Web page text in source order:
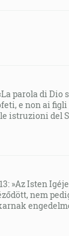
parola di Dio
e non ai
istruzioni del
»Az Isten
nem